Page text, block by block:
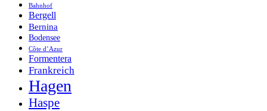
Bahnhof
Bergell
Bernina
Bodensee
Côte d’Azur
Formentera
Frankreich
Hagen
Haspe